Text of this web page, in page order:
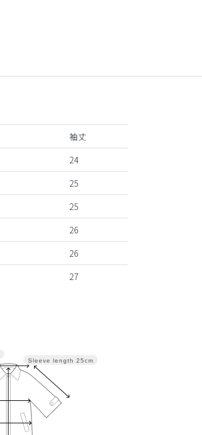
袖丈
24
25
25
26
26
27
Sleeve length 25cm